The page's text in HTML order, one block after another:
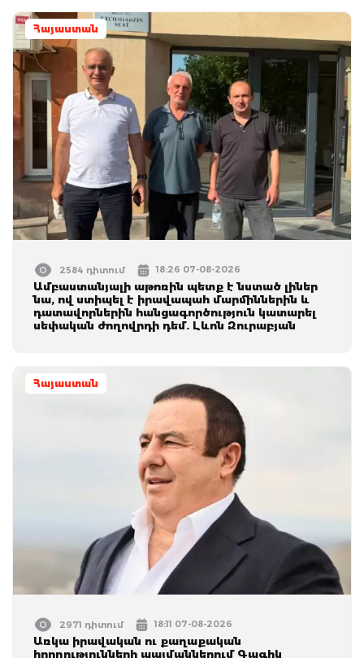
Հայաստան
2584 դիտում 18:26 07-08-2026
Ամբաստանյալի աթոռին պետք է նստած լիներ
նա, ով ստիպել է իրավապահ մարմիններին և
դատավորներին հանցագործություն կատարել
սեփական ժողովրդի դեմ. Լևոն Զուրաբյան
Հայաստան
2971 դիտում 18:11 07-08-2026
Առկա իրավական ու քաղաքական
իրողությունների պայմաններում Գագիկ